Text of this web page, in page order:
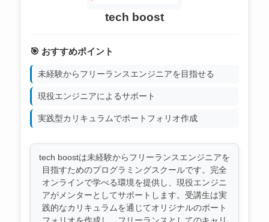
tech boost
🎯 おすすめポイント
未経験からフリーランスエンジニアを目指せる
現役エンジニアによるサポート
実践型カリキュラムでポートフォリオ作成
tech boostは未経験からフリーランスエンジニアを
目指すためのプログラミングスクールです。完全
オンラインで学べる環境を提供し、現役エンジニ
アがメンターとしてサポートします。受講生は実
践的なカリキュラムを通じてオリジナルのポート